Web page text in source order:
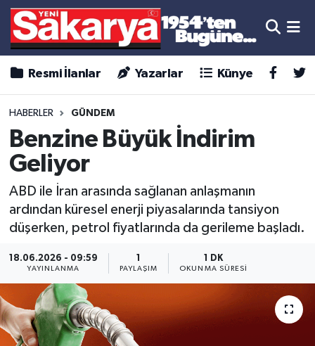
Resmi İlanlar Yazarlar Künye
HABERLER GÜNDEM
Benzine Büyük İndirim
Geliyor
ABD ile İran arasında sağlanan anlaşmanın
ardından küresel enerji piyasalarında tansiyon
düşerken, petrol fiyatlarında da gerileme başladı.
18.06.2026 - 09:59
YAYINLANMA PAYLAŞIM
1 DK
OKUNMA SÜRESI